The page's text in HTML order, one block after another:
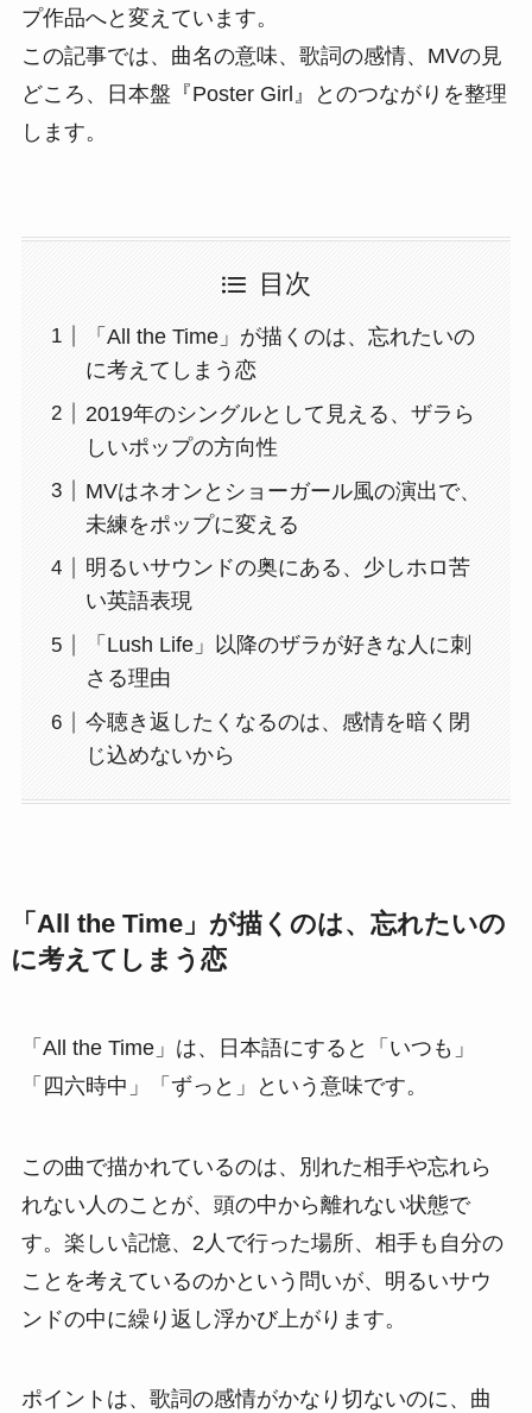
プ作品へと変えています。
この記事では、曲名の意味、歌詞の感情、MVの見
どころ、日本盤『Poster Girl』とのつながりを整理
します。
目次
「All the Time」が描くのは、忘れたいの
に考えてしまう恋
2019年のシングルとして見える、ザラら
しいポップの方向性
MVはネオンとショーガール風の演出で、
未練をポップに変える
明るいサウンドの奥にある、少しホロ苦
い英語表現
「Lush Life」以降のザラが好きな人に刺
さる理由
今聴き返したくなるのは、感情を暗く閉
じ込めないから
「All the Time」が描くのは、忘れたいの
に考えてしまう恋
「All the Time」は、日本語にすると「いつも」
「四六時中」「ずっと」という意味です。
この曲で描かれているのは、別れた相手や忘れら
れない人のことが、頭の中から離れない状態で
す。楽しい記憶、2人で行った場所、相手も自分の
ことを考えているのかという問いが、明るいサウ
ンドの中に繰り返し浮かび上がります。
ポイントは、歌詞の感情がかなり切ないのに、曲